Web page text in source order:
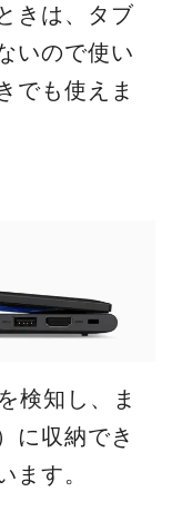
きは、タブ
いので使い
でも使えま
検知し、ま
に収納でき
ます。